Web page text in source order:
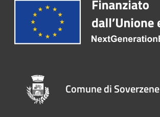
Comune di Soverzene